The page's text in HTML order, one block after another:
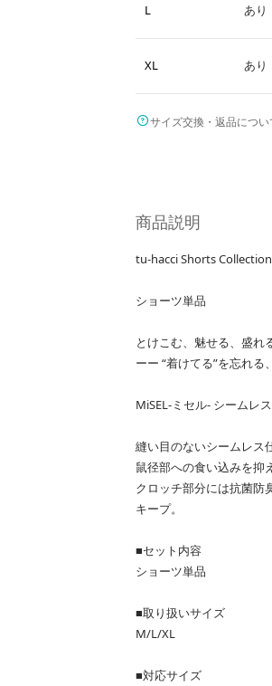
L あり
XL あり
サイズ交換・返品につい
商品説明
tu-hacci Shorts Collection
ショーツ単品
とけこむ、魅せる、盛れる
ーー “着けてる”を忘れる
MiSEL-ミセル- シームレ
縫い目のないシームレス
鼠径部への食い込みを抑
クロッチ部分には抗菌防
キープ。
■セット内容
ショーツ単品
■取り扱いサイズ
M/L/XL
■対応サイズ